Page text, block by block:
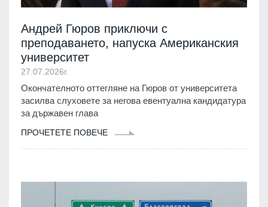
Андрей Гюров приключи с
преподаването, напуска Американския
университет
27.07.2026г.
Окончателното оттегляне на Гюров от университета
засилва слуховете за негова евентуална кандидатура
за държавен глава
ПРОЧЕТЕТЕ ПОВЕЧЕ